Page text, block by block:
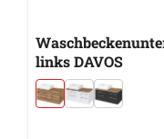
links DAVOS